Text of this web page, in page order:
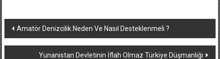
Yazı
dolaşımı
Amatör Denizcilik Neden Ve Nasıl Desteklenmeli ?
Yunanistan Devletinin İflah Olmaz Türkiye Düşmanlığı